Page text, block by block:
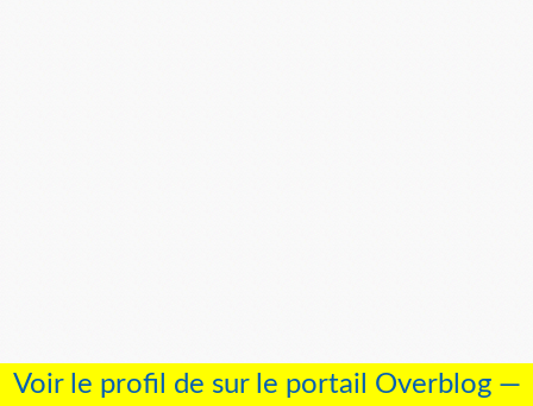
Voir le profil de sur le portail Overblog